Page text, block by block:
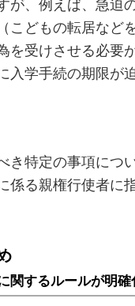
が、例えば、急迫
どもの転居など
受けさせる必要
学手続の期限が
き特定の事項につ
係る親権行使者
関するルールが明確